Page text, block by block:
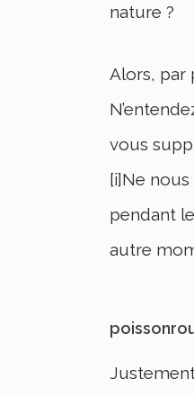
nature ?
Alors, par
vous
[i]Ne
pendant
autre